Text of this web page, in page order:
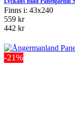
Finns i: 43x240
559 kr
442 kr
-21%